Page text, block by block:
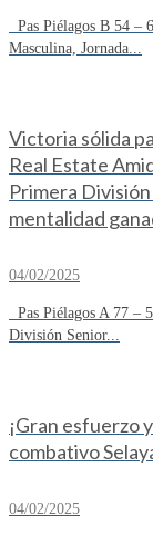
Pas Piélagos B 54 –
Masculina, Jornada...
Victoria sólida
Real Estate
Primera
mentalidad
04/02/2025
Pas Piélagos A 77 –
División Senior...
¡Gran esfuerzo
combativo
04/02/2025